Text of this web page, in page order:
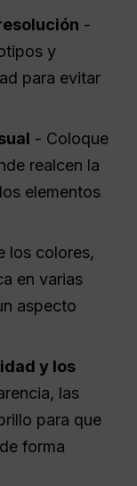
-
y
para evitar
- Coloque
realcen la
elementos
los colores,
en varias
aspecto
y los
las
para que
forma